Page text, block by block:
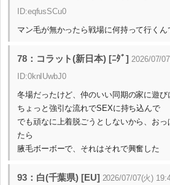
ID:eqfusSCu0
マン毛が無かったら戦場に何持って行くん
78：コラット(新日本) [ﾆﾀﾞ] 2026/07/
ID:0knIUwbJ0
冬場だったけど、仲のいい同期の家に遊び
ちょっと強引な流れでSEXに持ち込んで
でも頑なに上着脱ごうとしないから、お
たら
腋毛ボーボーで、それはそれで興奮した
93：白(千葉県) [EU] 2026/07/07(火)